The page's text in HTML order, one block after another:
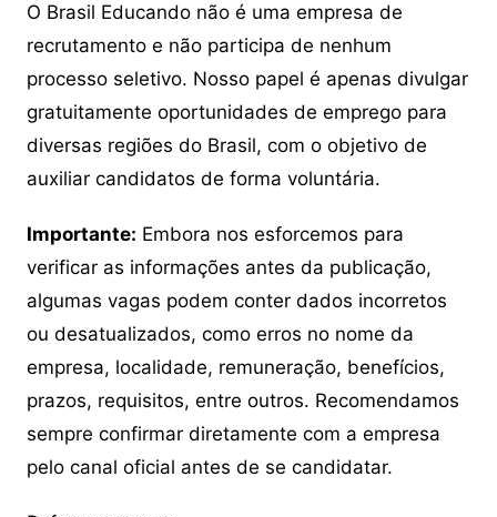
O Brasil Educando não é uma empresa de
recrutamento e não participa de nenhum
processo seletivo. Nosso papel é apenas divulgar
gratuitamente oportunidades de emprego para
diversas regiões do Brasil, com o objetivo de
auxiliar candidatos de forma voluntária.
Importante: Embora nos esforcemos para
verificar as informações antes da publicação,
algumas vagas podem conter dados incorretos
ou desatualizados, como erros no nome da
empresa, localidade, remuneração, benefícios,
prazos, requisitos, entre outros. Recomendamos
sempre confirmar diretamente com a empresa
pelo canal oficial antes de se candidatar.